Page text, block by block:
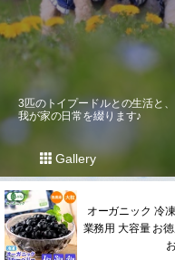
3匹のトイプードルとの生活と、
我が家の日常を綴ります♪
Gallery
オーガニック 冷
業務用 大容量 お